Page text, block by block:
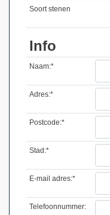
Soort stenen
Info
Naam:*
Adres:*
Postcode:*
Stad:*
E-mail adres:*
Telefoonnummer: